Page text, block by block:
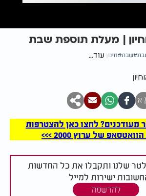
| מעלת תוספת שבת
שבת חינוך עוד...
א
מעודכנים? לחצו כאן להצטרפות
של ערוץ 2000 >>>
שלנו ותקבלו את כל החדשות
ישירות למייל
להרשמה